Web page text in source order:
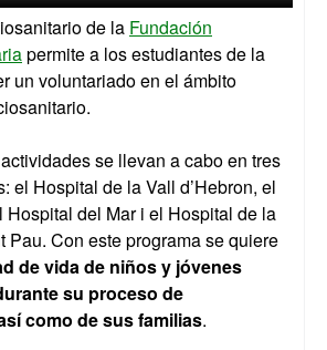
de la Fundación
permite a los estudiantes de la
un voluntariado en el ámbito
se llevan a cabo en tres
el Hospital de la Vall d’Hebron, el
Hospital del Mar i el Hospital de la
Pau. Con este programa se quiere
de vida de niños y jóvenes
su proceso de
como de sus familias.